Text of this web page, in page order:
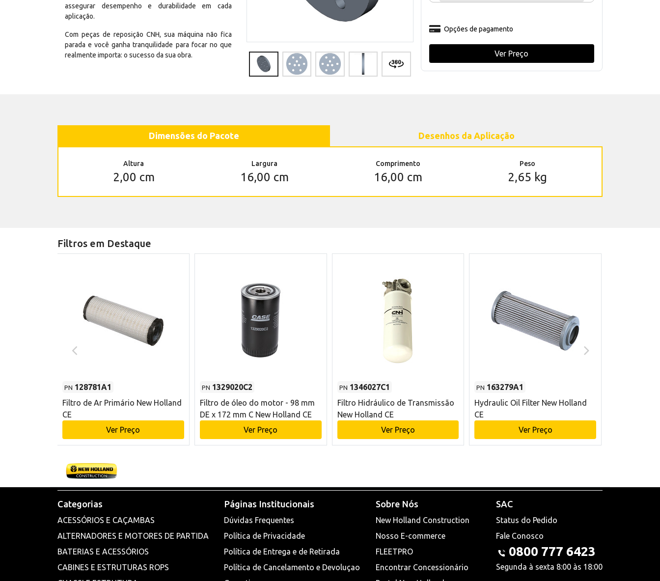
assegurar desempenho e durabilidade em cada
aplicação.
Com peças de reposição CNH, sua máquina não fica
parada e você ganha tranquilidade para focar no que
realmente importa: o sucesso da sua obra.
Opções de pagamento
Ver Preço
Dimensões do Pacote Desenhos da Aplicação
Altura
2,00 cm
Largura
16,00 cm
Comprimento
16,00 cm
Peso
2,65 kg
Filtros em Destaque
PN 128781A1
Filtro de Ar Primário New Holland
CE
Ver Preço
PN 1329020C2
Filtro de óleo do motor - 98 mm
DE x 172 mm C New Holland CE
Ver Preço
PN 1346027C1
Filtro Hidráulico de Transmissão
New Holland CE
Ver Preço
PN 163279A1
Hydraulic Oil Filter New Holland
CE
Ver Preço
Categorias
ACESSÓRIOS E CAÇAMBAS
ALTERNADORES E MOTORES DE PARTIDA
BATERIAS E ACESSÓRIOS
CABINES E ESTRUTURAS ROPS
Páginas Institucionais
Dúvidas Frequentes
Política de Privacidade
Política de Entrega e de Retirada
Política de Cancelamento e Devoluçao
Sobre Nós
New Holland Construction
Nosso E-commerce
FLEETPRO
Encontrar Concessionário
SAC
Status do Pedido
Fale Conosco
0800 777 6423
Segunda à sexta 8:00 às 18:00